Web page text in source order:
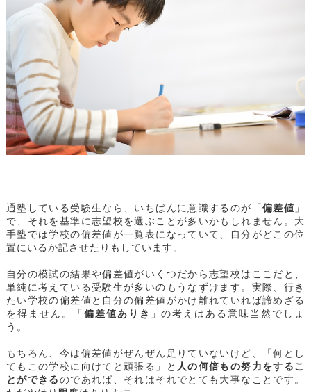
通塾している受験生なら、いちばんに意識するのが「 偏差値 」
で、それを基準に志望校を選ぶことが多いかもしれません。大
手塾では学校の偏差値が一覧表になっていて、自分がどこの位
置にいるか記させたりもしています。
自分の模試の結果や偏差値がいくつだから志望校はここだと、
単純に考えている受験生が多いのもうなずけます。実際、行き
たい学校の偏差値と自分の偏差値がかけ離れていれば諦めざる
を得ません。「 偏差値ありき 」の考えはある意味当然でしょ
う。
もちろん、今は偏差値がぜんぜん足りていないけど、「何とし
てもこの学校に向けてと頑張る」と 人の何倍もの努力をするこ
とができる のであれば、それはそれでとても大事なことです。